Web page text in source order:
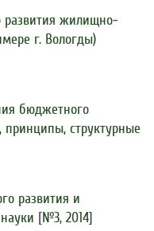
развития жилищно-
г. Вологды)
бюджетного
принципы, структурные
развития и
[№3, 2014]